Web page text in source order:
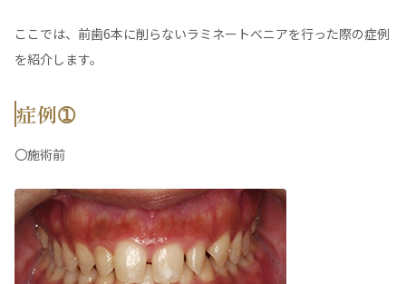
ここでは、前歯6本に削らないラミネートべニアを行った際の症例
を紹介します。
症例➀
〇施術前